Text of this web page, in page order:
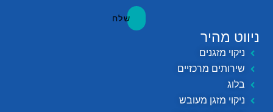
ניווט מהיר
ניקוי מזגנים
שירותים מרכזיים
בלוג
ניקוי מזגן מעובש
שלח